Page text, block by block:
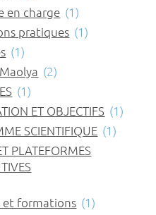
en charge (1)
pratiques (1)
(1)
(2)
(1)
ET OBJECTIFS (1)
SCIENTIFIQUE (1)
PLATEFORMES
et formations (1)